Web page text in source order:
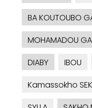
BA KOUTOUBO
MOHAMADOU
DIABY
IBOU
Kamassokho